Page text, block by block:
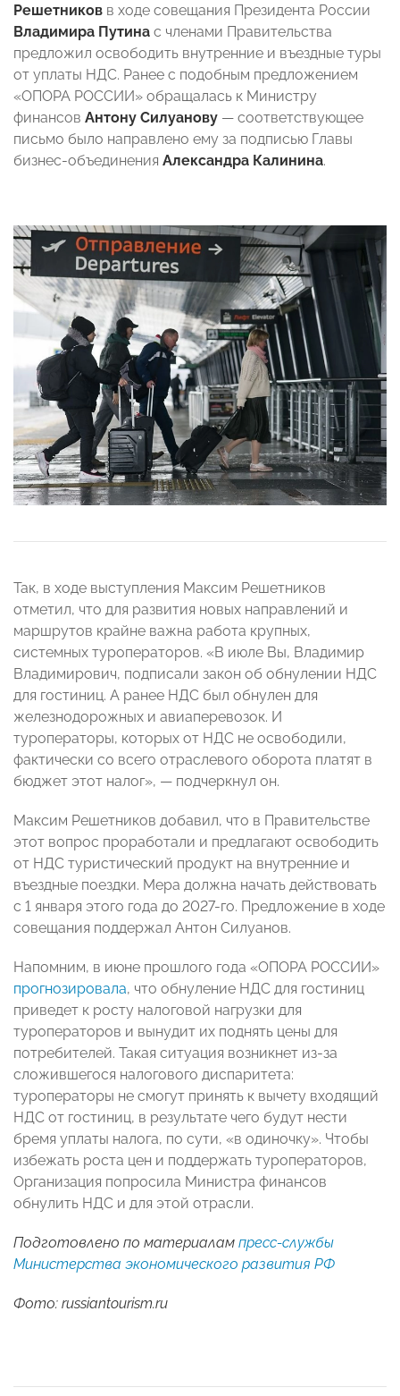
Решетников в ходе совещания Президента России
Владимира Путина с членами Правительства
предложил освободить внутренние и въездные туры
от уплаты НДС. Ранее с подобным предложением
«ОПОРА РОССИИ» обращалась к Министру
финансов Антону Силуанову — соответствующее
письмо было направлено ему за подписью Главы
бизнес-объединения Александра Калинина.
Так, в ходе выступления Максим Решетников
отметил, что для развития новых направлений и
маршрутов крайне важна работа крупных,
системных туроператоров. «В июле Вы, Владимир
Владимирович, подписали закон об обнулении НДС
для гостиниц. А ранее НДС был обнулен для
железнодорожных и авиаперевозок. И
туроператоры, которых от НДС не освободили,
фактически со всего отраслевого оборота платят в
бюджет этот налог», — подчеркнул он.
Максим Решетников добавил, что в Правительстве
этот вопрос проработали и предлагают освободить
от НДС туристический продукт на внутренние и
въездные поездки. Мера должна начать действовать
с 1 января этого года до 2027-го. Предложение в ходе
совещания поддержал Антон Силуанов.
Напомним, в июне прошлого года «ОПОРА РОССИИ»
прогнозировала, что обнуление НДС для гостиниц
приведет к росту налоговой нагрузки для
туроператоров и вынудит их поднять цены для
потребителей. Такая ситуация возникнет из-за
сложившегося налогового диспаритета:
туроператоры не смогут принять к вычету входящий
НДС от гостиниц, в результате чего будут нести
бремя уплаты налога, по сути, «в одиночку». Чтобы
избежать роста цен и поддержать туроператоров,
Организация попросила Министра финансов
обнулить НДС и для этой отрасли.
Подготовлено по материалам пресс-службы
Министерства экономического развития РФ
Фото: russiantourism.ru